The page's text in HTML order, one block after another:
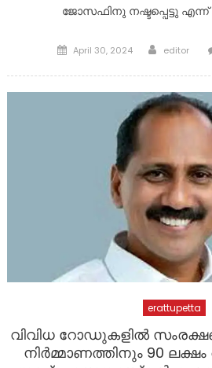
ജോസഫിനു നഷ്ടപ്പെട്ടു എന്ന്
Posted
April 30, 2024 Author
editor
erattupetta
വിവിധ റോഡുകളിൽ
നിർമ്മാണത്തിനും 90